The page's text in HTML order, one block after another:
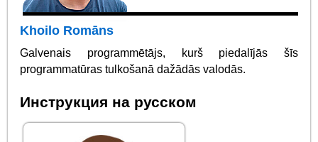
Khoilo Romāns
Galvenais programmētājs, kurš piedalījās šīs
programmatūras tulkošanā dažādās valodās.
Инструкция на русском